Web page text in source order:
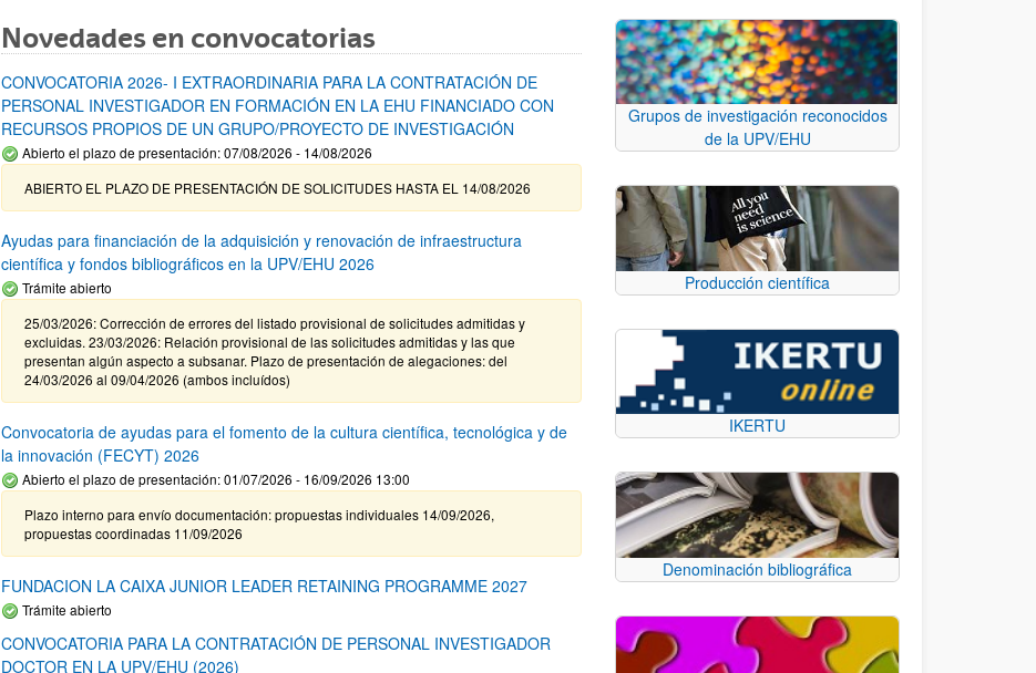
Novedades en convocatorias
CONVOCATORIA 2026- I EXTRAORDINARIA PARA LA CONTRATACIÓN DE
PERSONAL INVESTIGADOR EN FORMACIÓN EN LA EHU FINANCIADO CON
RECURSOS PROPIOS DE UN GRUPO/PROYECTO DE INVESTIGACIÓN
Abierto el plazo de presentación: 07/08/2026 - 14/08/2026
ABIERTO EL PLAZO DE PRESENTACIÓN DE SOLICITUDES HASTA EL 14/08/2026
Ayudas para financiación de la adquisición y renovación de infraestructura
científica y fondos bibliográficos en la UPV/EHU 2026
Trámite abierto
25/03/2026: Corrección de errores del listado provisional de solicitudes admitidas y
excluidas. 23/03/2026: Relación provisional de las solicitudes admitidas y las que
presentan algún aspecto a subsanar. Plazo de presentación de alegaciones: del
24/03/2026 al 09/04/2026 (ambos incluídos)
Convocatoria de ayudas para el fomento de la cultura científica, tecnológica y de
la innovación (FECYT) 2026
Abierto el plazo de presentación: 01/07/2026 - 16/09/2026 13:00
Plazo interno para envío documentación: propuestas individuales 14/09/2026,
propuestas coordinadas 11/09/2026
FUNDACION LA CAIXA JUNIOR LEADER RETAINING PROGRAMME 2027
Trámite abierto
CONVOCATORIA PARA LA CONTRATACIÓN DE PERSONAL INVESTIGADOR
DOCTOR EN LA UPV/EHU (2026)
Grupos de investigación reconocidos
de la UPV/EHU
Producción científica
IKERTU
Denominación bibliográfica